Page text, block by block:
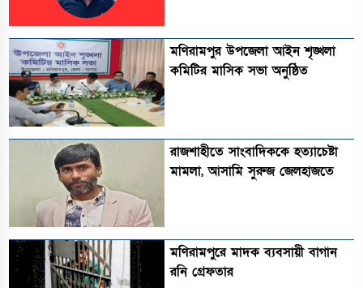
মণিরামপুর উপজেলা আইন শৃঙ্খলা
কমিটির মাসিক সভা অনুষ্ঠিত‎‎
রাজশাহীতে সাংবাদিককে হত্যাচেষ্টা
মামলা, আসামি সুরুজ জেলহাজতে
মণিরামপুরে মাদক ব্যবসায়ী বাগান
রনি গ্রেফতার